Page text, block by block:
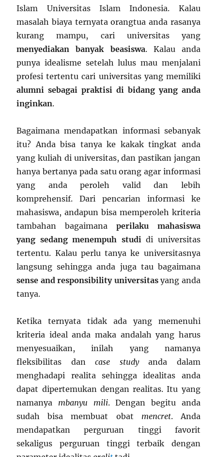
Islam Universitas Islam Indonesia. Kalau
masalah biaya ternyata orangtua anda rasanya
kurang mampu, cari universitas yang
menyediakan banyak beasiswa. Kalau anda
punya idealisme setelah lulus mau menjalani
profesi tertentu cari universitas yang memiliki
alumni sebagai praktisi di bidang yang anda
inginkan.
Bagaimana mendapatkan informasi sebanyak
itu? Anda bisa tanya ke kakak tingkat anda
yang kuliah di universitas, dan pastikan jangan
hanya bertanya pada satu orang agar informasi
yang anda peroleh valid dan lebih
komprehensif. Dari pencarian informasi ke
mahasiswa, andapun bisa memperoleh kriteria
tambahan bagaimana perilaku mahasiswa
yang sedang menempuh studidi universitas
tertentu. Kalau perlu tanya ke universitasnya
langsung sehingga anda juga tau bagaimana
sense and responsibility universitasyang anda
tanya.
Ketika ternyata tidak ada yang memenuhi
kriteria ideal anda maka andalah yang harus
menyesuaikan, inilah yang namanya
fleksibilitas dancase studyanda dalam
menghadapi realita sehingga idealitas anda
dapat dipertemukan dengan realitas. Itu yang
namanya mbanyu mili. Dengan begitu anda
sudah bisa membuat obat mencret. Anda
mendapatkan perguruan tinggi favorit
sekaligus perguruan tinggi terbaik dengan